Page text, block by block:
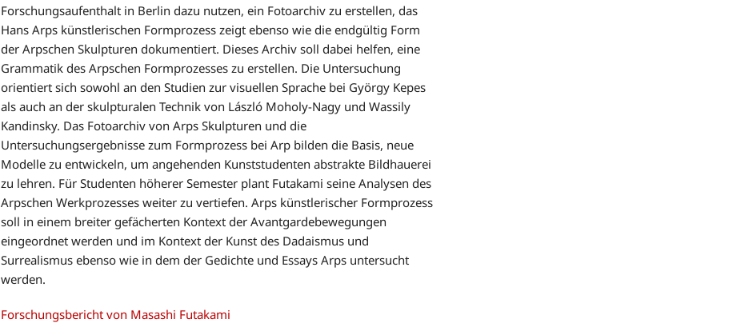
Forschungsaufenthalt in Berlin dazu nutzen, ein Fotoarchiv zu erstellen, das
Hans Arps künstlerischen Formprozess zeigt ebenso wie die endgültig Form
der Arpschen Skulpturen dokumentiert. Dieses Archiv soll dabei helfen, eine
Grammatik des Arpschen Formprozesses zu erstellen. Die Untersuchung
orientiert sich sowohl an den Studien zur visuellen Sprache bei György Kepes
als auch an der skulpturalen Technik von László Moholy-Nagy und Wassily
Kandinsky. Das Fotoarchiv von Arps Skulpturen und die
Untersuchungsergebnisse zum Formprozess bei Arp bilden die Basis, neue
Modelle zu entwickeln, um angehenden Kunststudenten abstrakte Bildhauerei
zu lehren. Für Studenten höherer Semester plant Futakami seine Analysen des
Arpschen Werkprozesses weiter zu vertiefen. Arps künstlerischer Formprozess
soll in einem breiter gefächerten Kontext der Avantgardebewegungen
eingeordnet werden und im Kontext der Kunst des Dadaismus und
Surrealismus ebenso wie in dem der Gedichte und Essays Arps untersucht
werden.
Forschungsbericht von Masashi Futakami